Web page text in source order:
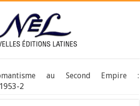
au Second Empire :
2